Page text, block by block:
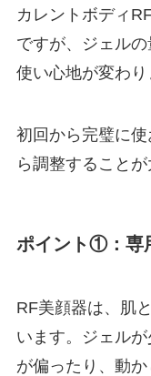
カレントボディ
ですが、ジェル
使い心地が変わり
初回から完璧に
ら調整することが
ポイント①：専
RF美顔器は、肌
います。ジェル
が偏ったり、動